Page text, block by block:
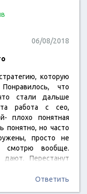
06/08/2018
которую
что
стали дальше
работа с сео,
плохо понятная
понятно, но часто
просто не
смотрю вообще.
Перестанут
Ответить